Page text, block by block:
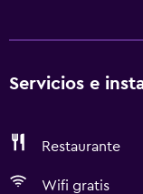
Servicios e
Restaurante
Wifi gratis